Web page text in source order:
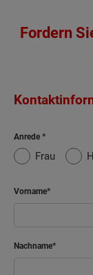
Fordern
Anrede
Frau
Vorname
Nachname